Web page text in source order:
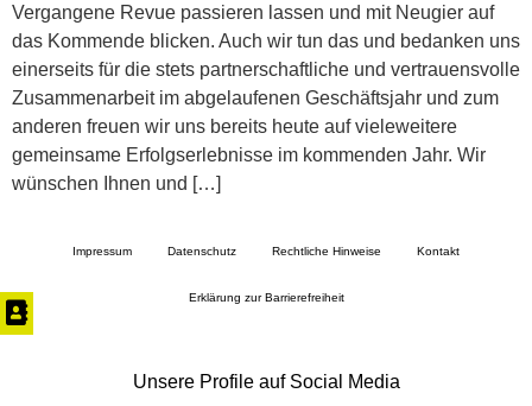
Vergangene Revue passieren lassen und mit Neugier auf
das Kommende blicken. Auch wir tun das und bedanken uns
einerseits für die stets partnerschaftliche und vertrauensvolle
Zusammenarbeit im abgelaufenen Geschäftsjahr und zum
anderen freuen wir uns bereits heute auf vieleweitere
gemeinsame Erfolgserlebnisse im kommenden Jahr. Wir
wünschen Ihnen und […]
Impressum Datenschutz Rechtliche Hinweise Kontakt
Erklärung zur Barrierefreiheit
Unsere Profile auf Social Media